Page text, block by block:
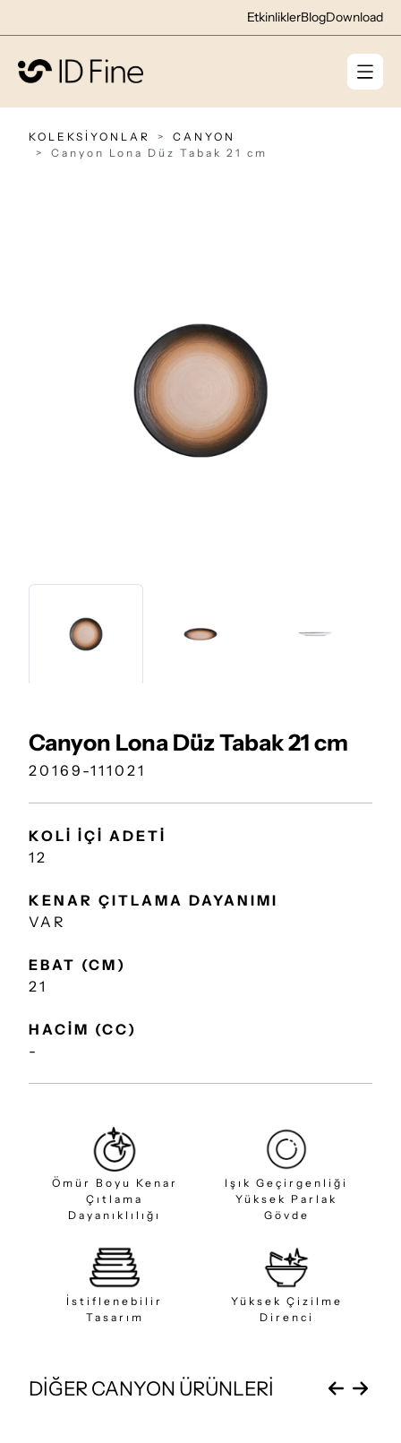
EtkinliklerBlogDownload
KOLEKSİYONLAR
CANYON
Canyon Lona Düz Tabak 21 cm
Canyon Lona Düz Tabak 21 cm
20169-111021
KOLİ İÇİ ADETİ
12
KENAR ÇITLAMA DAYANIMI
VAR
EBAT (CM)
21
HACİM (CC)
-
Ömür Boyu Kenar
Çıtlama
Dayanıklılığı
Işık Geçirgenliği
Yüksek Parlak
Gövde
İstiflenebilir
Tasarım
Yüksek Çizilme
Direnci
DİĞER CANYON ÜRÜNLERİ